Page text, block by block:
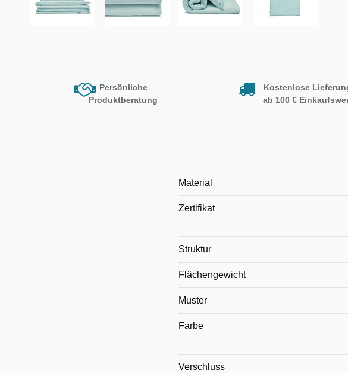
Persönliche
Produktberatung
Kostenlose
ab 100 €
Material
Zertifikat
Struktur
Flächengewicht
Muster
Farbe
Verschluss